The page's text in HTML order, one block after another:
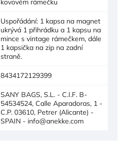
kovovém rámečku
Uspořádání: 1 kapsa na magnet
ukrývá 1 přihrádku a 1 kapsu na
mince s vintage rámečkem, dále
1 kapsička na zip na zadní
straně.
8434172129399
SANY BAGS, S.L. - C.I.F. B-
54534524, Calle Aparadoras, 1 -
C.P. 03610, Petrer (Alicante) -
SPAIN - info@anekke.com